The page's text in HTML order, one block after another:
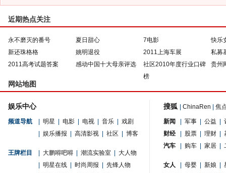
近期热点关注
永不磨灭的番号 夏日甜心 7电影
快乐
新还珠格格
姚明退役 2011上海车展
私募
2011高考试题答案
感动中国十大母亲评选
社区2010年度行业口碑
榜
贵州
网站地图
娱乐中心
频道导航 明星 电影 电视 音乐
戏剧
娱乐播报 高清影视 社区 博客
王牌栏目 大鹏嘚吧嘚 潮流实验室
大人物
明星在线 时尚周报
先锋人物
搜狐 ChinaRen 焦
新闻 军事 公益
财经
股票 理财
汽车
购车 家居
女人 母婴 新娘